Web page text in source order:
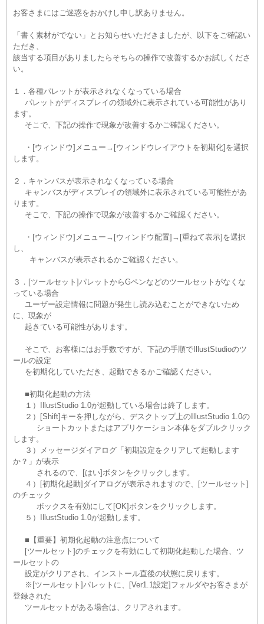
お客さまにはご迷惑をおかけし申し訳ありません。
「書く素材がでない」とお知らせいただきましたが、以下をご確認い
ただき、
該当する項目がありましたらそちらの操作で改善するかお試しくださ
い。
１．各種パレットが表示されなくなっている場合
パレットがディスプレイの領域外に表示されている可能性があり
ます。
そこで、下記の操作で現象が改善するかご確認ください。
・[ウィンドウ]メニュー→[ウィンドウレイアウトを初期化]を選択
します。
２．キャンバスが表示されなくなっている場合
キャンバスがディスプレイの領域外に表示されている可能性があ
ります。
そこで、下記の操作で現象が改善するかご確認ください。
・[ウィンドウ]メニュー→[ウィンドウ配置]→[重ねて表示]を選択
し、
キャンバスが表示されるかご確認ください。
３．[ツールセット]パレットからGペンなどのツールセットがなくな
っている場合
ユーザー設定情報に問題が発生し読み込むことができないため
に、現象が
起きている可能性があります。
そこで、お客様にはお手数ですが、下記の手順でIllustStudioのツ
ールの設定
を初期化していただき、起動できるかご確認ください。
■初期化起動の方法
１）IllustStudio 1.0が起動している場合は終了します。
２）[Shift]キーを押しながら、デスクトップ上のIllustStudio 1.0の
ショートカットまたはアプリケーション本体をダブルクリック
します。
３）メッセージダイアログ「初期設定をクリアして起動します
か？」が表示
されるので、[はい]ボタンをクリックします。
４）[初期化起動]ダイアログが表示されますので、[ツールセット]
のチェック
ボックスを有効にして[OK]ボタンをクリックします。
５）IllustStudio 1.0が起動します。
■【重要】初期化起動の注意点について
[ツールセット]のチェックを有効にして初期化起動した場合、ツ
ールセットの
設定がクリアされ、インストール直後の状態に戻ります。
※[ツールセット]パレットに、[Ver1.1設定]フォルダやお客さまが
登録された
ツールセットがある場合は、クリアされます。